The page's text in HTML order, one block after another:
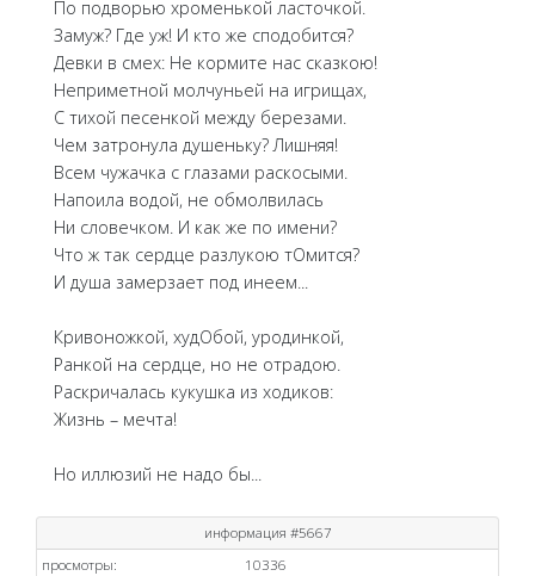
По подворью хроменькой ласточкой.
Замуж? Где уж! И кто же сподобится?
Девки в смех: Не кормите нас сказкою!
Неприметной молчуньей на игрищах,
С тихой песенкой между березами.
Чем затронула душеньку? Лишняя!
Всем чужачка с глазами раскосыми.
Напоила водой, не обмолвилась
Ни словечком. И как же по имени?
Что ж так сердце разлукою тОмится?
И душа замерзает под инеем...
Кривоножкой, худОбой, уродинкой,
Ранкой на сердце, но не отрадою.
Раскричалась кукушка из ходиков:
Жизнь – мечта!
Но иллюзий не надо бы...
информация #5667
просмотры:
10336